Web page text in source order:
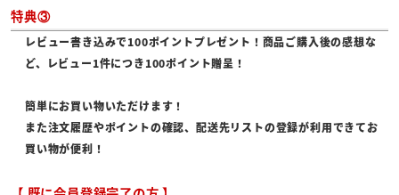
特典③
レビュー書き込みで100ポイントプレゼント！商品ご購入後の感想な
ど、レビュー1件につき100ポイント贈呈！
簡単にお買い物いただけます！
また注文履歴やポイントの確認、配送先リストの登録が利用できてお
買い物が便利！